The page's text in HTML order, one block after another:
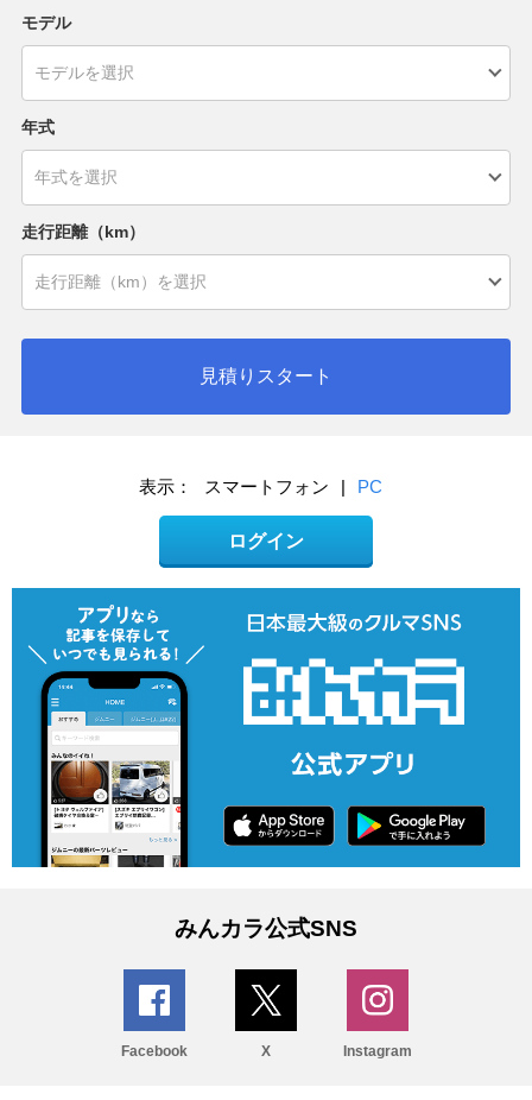
モデル
年式
走行距離（km）
見積りスタート
表示： スマートフォン | PC
ログイン
みんカラ公式SNS
Facebook X Instagram